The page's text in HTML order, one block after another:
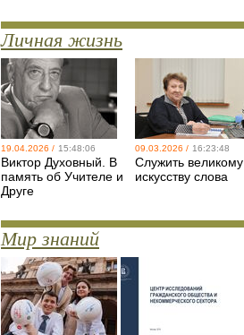
Личная жизнь
19.04.2026 / 15:48:06
Виктор Духовный. В
память об Учителе и
Друге
09.03.2026 / 16:23:48
Служить великому
искусству слова
Мир знаний